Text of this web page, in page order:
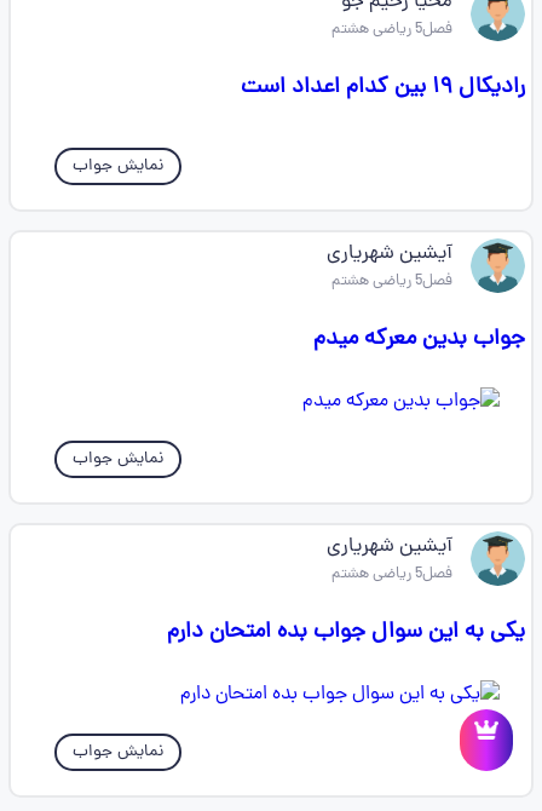
فصل5 ریاضی هشتم
رادیکال ۱۹ بین کدام اعداد است
نمایش جواب
آیشین شهریاری
فصل5 ریاضی هشتم
جواب بدین معرکه میدم
نمایش جواب
آیشین شهریاری
فصل5 ریاضی هشتم
یکی به این سوال جواب بده امتحان دارم
نمایش جواب